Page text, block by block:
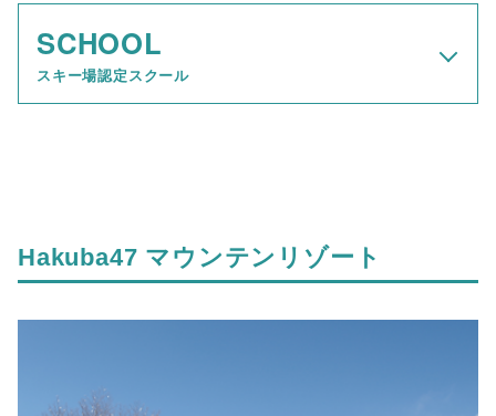
SCHOOL
スキー場認定スクール
Hakuba47 マウンテンリゾート